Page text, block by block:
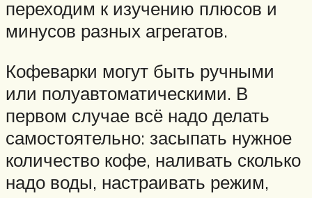
переходим к изучению плюсов и
минусов разных агрегатов.
Кофеварки могут быть ручными
или полуавтоматическими. В
первом случае всё надо делать
самостоятельно: засыпать нужное
количество кофе, наливать сколько
надо воды, настраивать режим,